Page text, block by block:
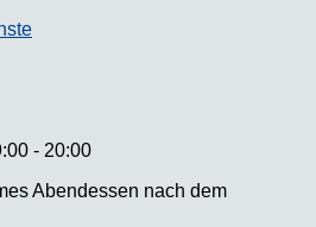
- 20:00
Abendessen nach dem